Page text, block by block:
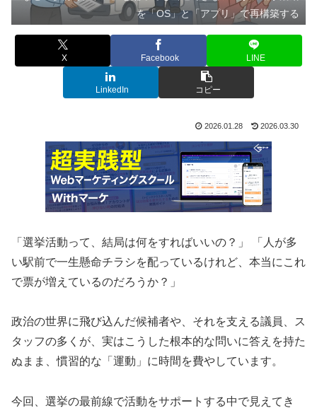
を「OS」と「アプリ」で再構築する
X Facebook LINE
LinkedIn コピー
2026.01.28 2026.03.30
「選挙活動って、結局は何をすればいいの？」 「人が多
い駅前で一生懸命チラシを配っているけれど、本当にこれ
で票が増えているのだろうか？」
政治の世界に飛び込んだ候補者や、それを支える議員、ス
タッフの多くが、実はこうした根本的な問いに答えを持た
ぬまま、慣習的な「運動」に時間を費やしています。
今回、選挙の最前線で活動をサポートする中で見えてき